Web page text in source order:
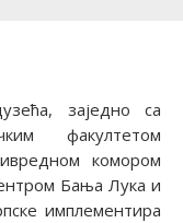
заједно са
факултетом
комором
Бања Лука и
имплементира